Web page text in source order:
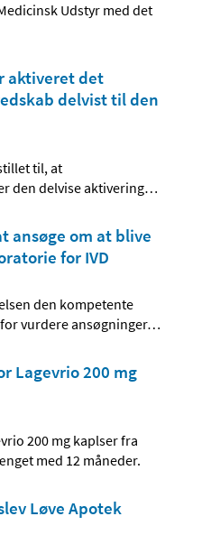
Udstyr med det
aktiveret det
delvist til den
til, at
den delvise aktivering…
ansøge om at blive
for IVD
den kompetente
vurdere ansøgninger…
Lagevrio 200 mg
200 mg kaplser fra
med 12 måneder.
Løve Apotek